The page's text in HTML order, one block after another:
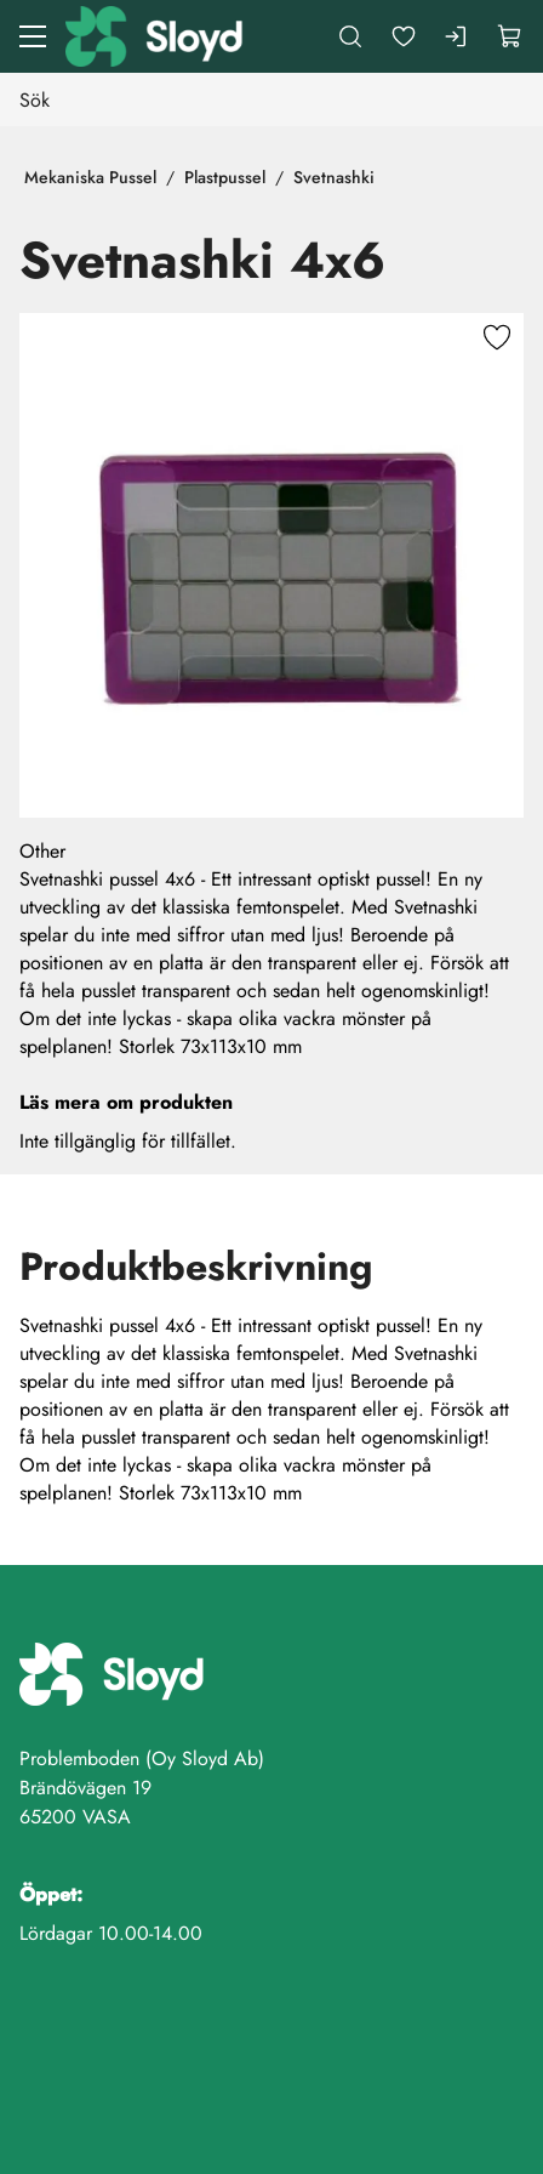
Gå till huvudinnehåll
Mekaniska Pussel Plastpussel Svetnashki
Svetnashki 4x6
Other
Svetnashki pussel 4x6 - Ett intressant optiskt pussel! En ny
utveckling av det klassiska femtonspelet. Med Svetnashki
spelar du inte med siffror utan med ljus! Beroende på
positionen av en platta är den transparent eller ej. Försök att
få hela pusslet transparent och sedan helt ogenomskinligt!
Om det inte lyckas - skapa olika vackra mönster på
spelplanen! Storlek 73x113x10 mm
Läs mera om produkten
Inte tillgänglig för tillfället.
Produktbeskrivning
Svetnashki pussel 4x6 - Ett intressant optiskt pussel! En ny
utveckling av det klassiska femtonspelet. Med Svetnashki
spelar du inte med siffror utan med ljus! Beroende på
positionen av en platta är den transparent eller ej. Försök att
få hela pusslet transparent och sedan helt ogenomskinligt!
Om det inte lyckas - skapa olika vackra mönster på
spelplanen! Storlek 73x113x10 mm
Problemboden (Oy Sloyd Ab)
Brändövägen 19
65200 VASA
Öppet:
Lördagar 10.00-14.00